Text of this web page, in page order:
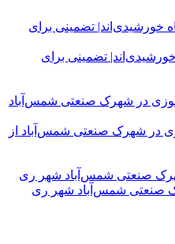
تضمینی برای
در شهرک صنعتی شمس‌آباد از
صنعتی شمس‌آباد شهر ری